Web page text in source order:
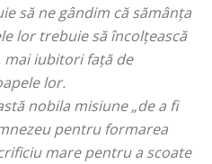
să ne gândim că sămânța
lor trebuie să încolțească
mai iubitori față de
lor.
nobila misiune „de a fi
pentru formarea
mare pentru a scoate